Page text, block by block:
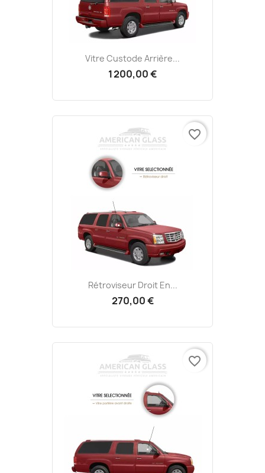
Vitre Custode Arrière...
1 200,00 €
Rétroviseur Droit En...
270,00 €
favorite_border
favorite_border